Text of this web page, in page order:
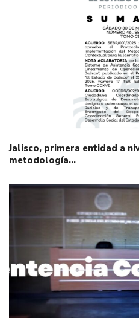
Jalisco, primera entidad a
metodología…